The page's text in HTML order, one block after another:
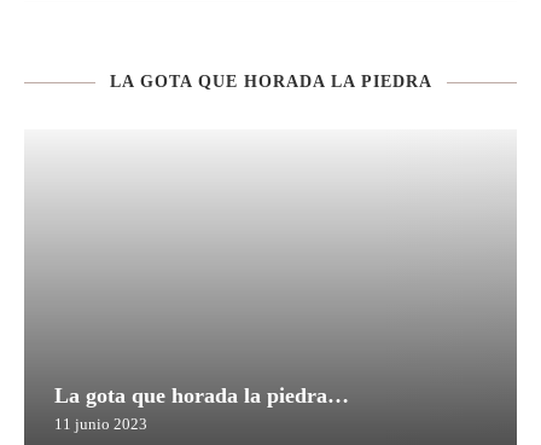
LA GOTA QUE HORADA LA PIEDRA
La gota que horada la piedra…
11 junio 2023